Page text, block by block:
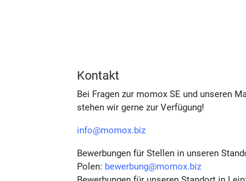
Kontakt
Bei Fragen zur momox SE und unseren
stehen wir gerne zur Verfügung!
info@momox.biz
Bewerbungen für Stellen in unseren
Polen: bewerbung@momox.biz